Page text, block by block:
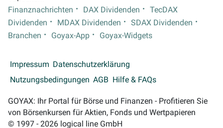
Finanznachrichten
DAX Dividenden
TecDAX
Dividenden
MDAX Dividenden
SDAX Dividenden
Branchen
Goyax-App Goyax-Widgets
Impressum Datenschutzerklärung
Nutzungsbedingungen AGB Hilfe & FAQs
GOYAX: Ihr Portal für Börse und Finanzen - Profitieren Sie
von Börsenkursen für Aktien, Fonds und Wertpapieren
© 1997 - 2026 logical line GmbH